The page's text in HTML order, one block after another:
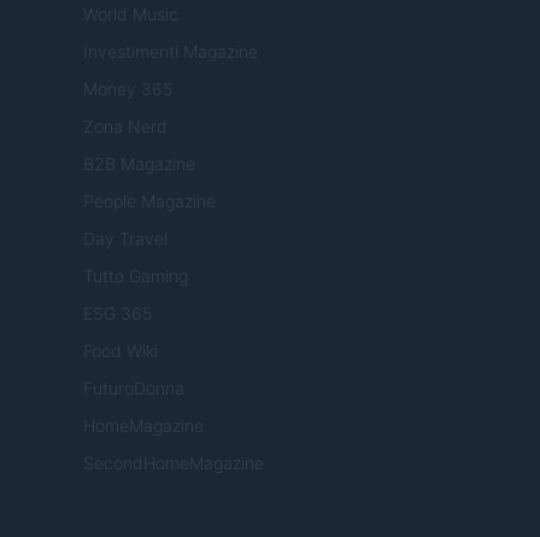
World Music
Investimenti Magazine
Money 365
Zona Nerd
B2B Magazine
People Magazine
Day Travel
Tutto Gaming
ESG 365
Food Wiki
FuturoDonna
HomeMagazine
SecondHomeMagazine